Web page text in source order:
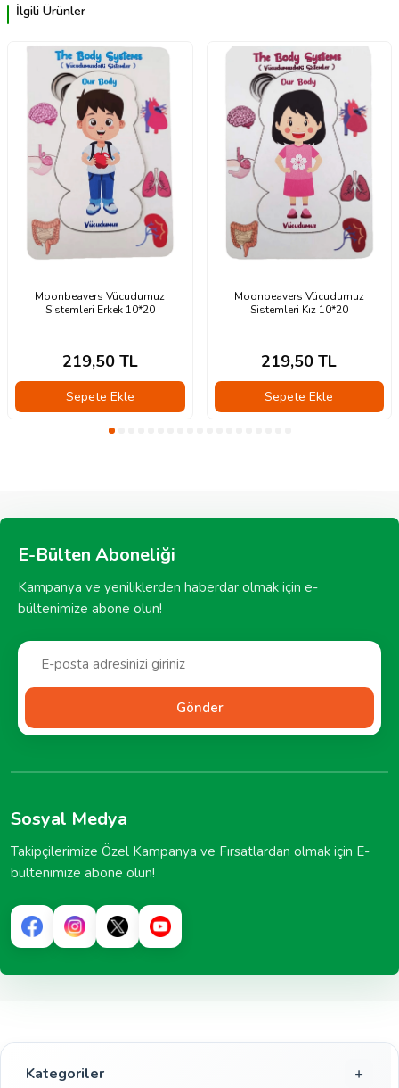
İlgili Ürünler
Moonbeavers Vücudumuz
Sistemleri Erkek 10*20
219,50TL
Sepete Ekle
Moonbeavers Vücudumuz
Sistemleri Kız 10*20
219,50 TL
Sepete Ekle
E-Bülten Aboneliği
Kampanya ve yeniliklerden haberdar olmak için e-
bültenimize abone olun!
Gönder
Sosyal Medya
Takipçilerimize Özel Kampanya ve Fırsatlardan olmak için E-
bültenimize abone olun!
Kategoriler